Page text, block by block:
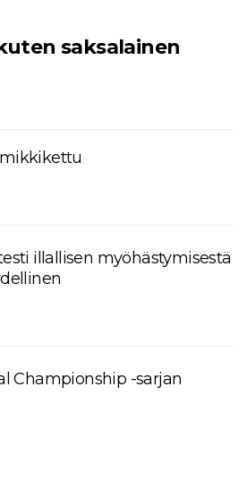
saksalainen
illallisen myöhästymisestä
Championship -sarjan